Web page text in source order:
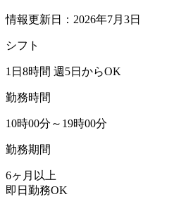
情報更新日：2026年7月3日
シフト
1日8時間 週5日からOK
勤務時間
10時00分～19時00分
勤務期間
6ヶ月以上
即日勤務OK